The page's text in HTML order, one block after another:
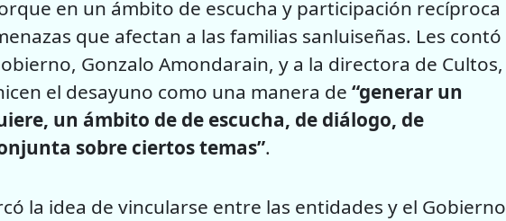
en un ámbito de escucha y participación recíproca
que afectan a las familias sanluiseñas. Les contó
Gonzalo Amondarain, y a la directora de Cultos,
el desayuno como una manera de “generar un
un ámbito de de escucha, de diálogo, de
sobre ciertos temas”.
la idea de vincularse entre las entidades y el Gobierno